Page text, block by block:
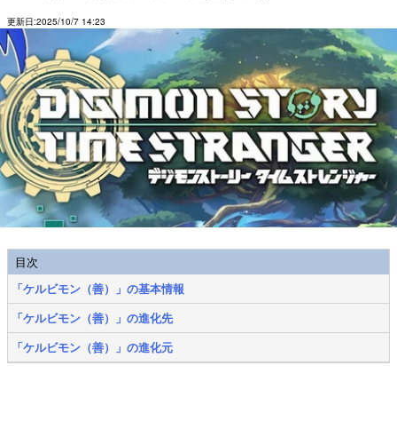
更新日:2025/10/7 14:23
目次
「ケルビモン（善）」の基本情報
「ケルビモン（善）」の進化先
「ケルビモン（善）」の進化元